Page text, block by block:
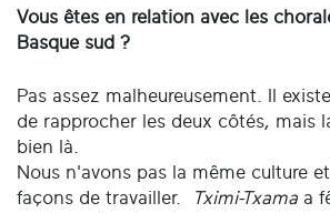
Vous êtes en relation avec les
Basque sud ?
Pas assez malheureusement. Il
de rapprocher les deux côtés, mais
bien là.
Nous n'avons pas la même culture
façons de travailler.
Tximi-Txama a